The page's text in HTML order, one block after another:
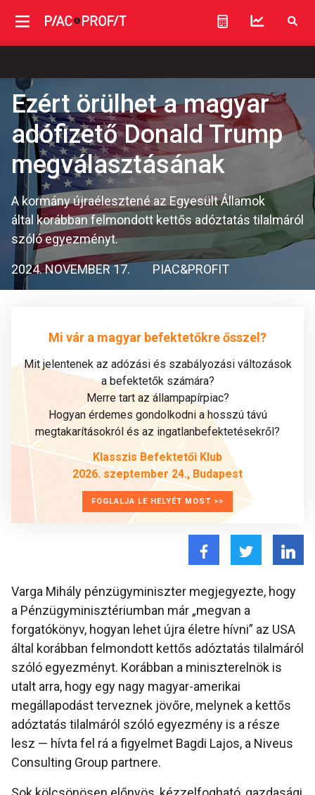
Ezért örülhet a magyar
adófizető Donald Trump
megválasztásának
A kormány újraélesztené az Egyesült Államok
által korábban felmondott kettős adóztatás tilalmáról
szóló egyezményt.
2024. NOVEMBER 17. PIAC&PROFIT
Mi vár a magyar befektetőkre ősszel?
Mit jelentenek az adózási és szabályozási változások
a befektetők számára?
Merre tart az állampapírpiac?
Hogyan érdemes gondolkodni a hosszú távú
megtakarításokról és az ingatlanbefektetésekről?
Klasszis Befektetői Klub
2026. szeptember 24., Budapest
FOGLALJA LE HELYÉT MOST >>
Varga Mihály pénzügyminiszter megjegyezte, hogy
a Pénzügyminisztériumban már „megvan a
forgatókönyv, hogyan lehet újra életre hívni” az USA
által korábban felmondott kettős adóztatás tilalmáról
szóló egyezményt. Korábban a miniszterelnök is
utalt arra, hogy egy nagy magyar-amerikai
megállapodást terveznek jövőre, melynek a kettős
adóztatás tilalmáról szóló egyezmény is a része
lesz — hívta fel rá a figyelmet Bagdi Lajos, a Niveus
Consulting Group partnere.